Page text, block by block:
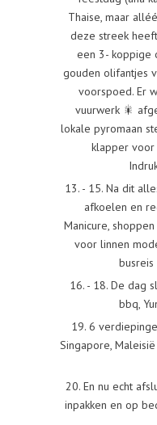
Thaise, maar
deze streek
een 3- koppige
gouden olifantjes
voorspoed. Er
vuurwerk 🎇
lokale pyromaan
klapper voor
13. - 15. Na dit
afkoelen en
Manicure,
voor linnen
16. - 18. De dag
bbq,
19. 6
Singapore,
20. En nu echt
inpakken en op